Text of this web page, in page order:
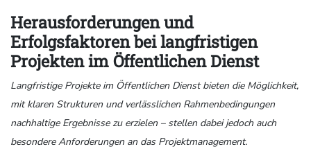
Herausforderungen und
Erfolgsfaktoren bei langfristigen
Projekten im Öffentlichen Dienst
Langfristige Projekte im Öffentlichen Dienst bieten die Möglichkeit,
mit klaren Strukturen und verlässlichen Rahmenbedingungen
nachhaltige Ergebnisse zu erzielen – stellen dabei jedoch auch
besondere Anforderungen an das Projektmanagement.